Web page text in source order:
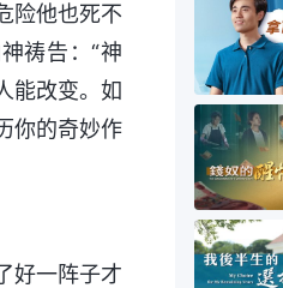
险他也死不
祷告：“神
能改变。如
你的奇妙作
好一阵子才